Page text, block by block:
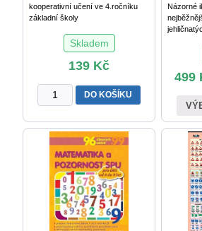
kooperativní učení ve 4.ročníku
základní školy
Skladem
139 Kč
Učíme
se
společně
pracovní
skupinové
kooperativní
DO KOŠÍKU
Názorné
499